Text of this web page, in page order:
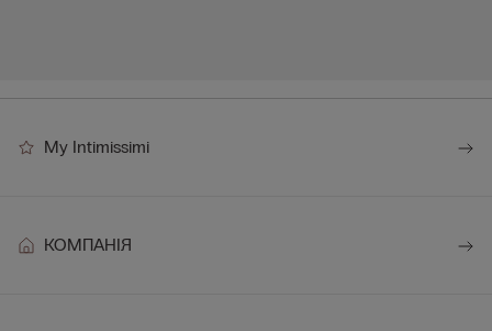
My Intimissimi
КОМПАНІЯ